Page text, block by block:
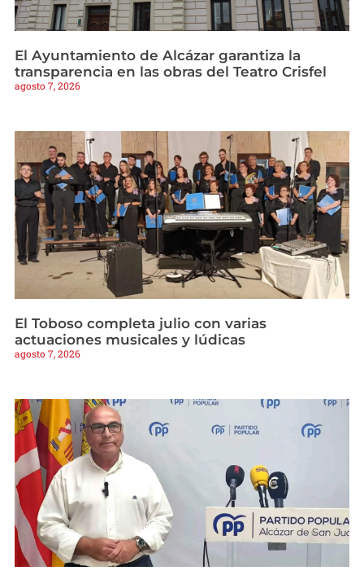
El Ayuntamiento de Alcázar garantiza la
transparencia en las obras del Teatro Crisfel
agosto 7, 2026
El Toboso completa julio con varias
actuaciones musicales y lúdicas
agosto 7, 2026